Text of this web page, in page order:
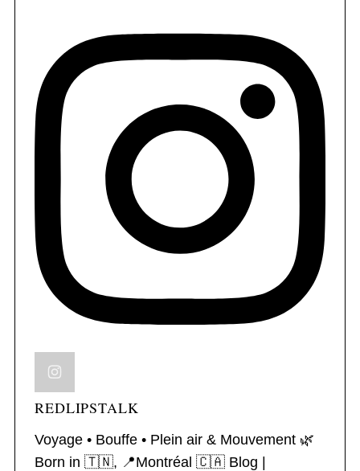
REDLIPSTALK
Voyage • Bouffe • Plein air & Mouvement 🌿
Born in 🇹🇳, 📍Montréal 🇨🇦Blog |